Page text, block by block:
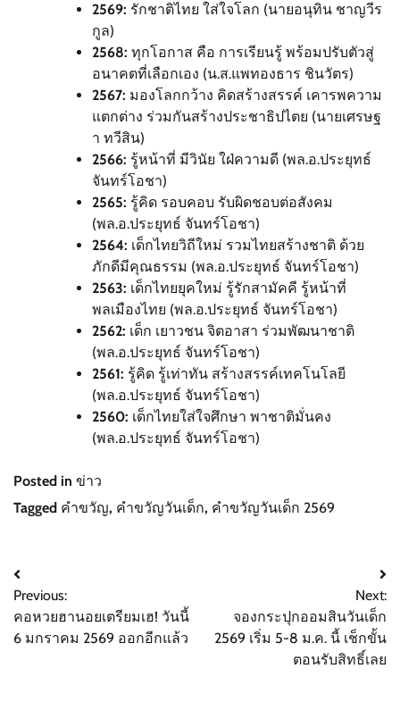
2569: รักชาติไทย ใส่ใจโลก (นายอนุทิน ชาญวีร
กูล)
2568: ทุกโอกาส คือ การเรียนรู้ พร้อมปรับตัวสู่
อนาคตที่เลือกเอง (น.ส.แพทองธาร ชินวัตร)
2567: มองโลกกว้าง คิดสร้างสรรค์ เคารพความ
แตกต่าง ร่วมกันสร้างประชาธิปไตย (นายเศรษฐ
า ทวีสิน)
2566: รู้หน้าที่ มีวินัย ใฝ่ความดี (พล.อ.ประยุทธ์
จันทร์โอชา)
2565: รู้คิด รอบคอบ รับผิดชอบต่อสังคม
(พล.อ.ประยุทธ์ จันทร์โอชา)
2564: เด็กไทยวิถีใหม่ รวมไทยสร้างชาติ ด้วย
ภักดีมีคุณธรรม (พล.อ.ประยุทธ์ จันทร์โอชา)
2563: เด็กไทยยุคใหม่ รู้รักสามัคคี รู้หน้าที่
พลเมืองไทย (พล.อ.ประยุทธ์ จันทร์โอชา)
2562: เด็ก เยาวชน จิตอาสา ร่วมพัฒนาชาติ
(พล.อ.ประยุทธ์ จันทร์โอชา)
2561: รู้คิด รู้เท่าทัน สร้างสรรค์เทคโนโลยี
(พล.อ.ประยุทธ์ จันทร์โอชา)
2560: เด็กไทยใส่ใจศึกษา พาชาติมั่นคง
(พล.อ.ประยุทธ์ จันทร์โอชา)
Posted in ข่าว
Tagged คำขวัญ, คำขวัญวันเด็ก, คำขวัญวันเด็ก 2569
Post
navigation
Previous:
คอหวยฮานอยเตรียมเฮ! วันนี้
6 มกราคม 2569 ออกอีกแล้ว
Next:
จองกระปุกออมสินวันเด็ก
2569 เริ่ม 5-8 ม.ค. นี้ เช็กขั้น
ตอนรับสิทธิ์เลย